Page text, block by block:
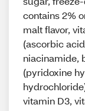
contains 2%
malt flavor,
(ascorbic
niacinamide,
(pyridoxine
vitamin D3,